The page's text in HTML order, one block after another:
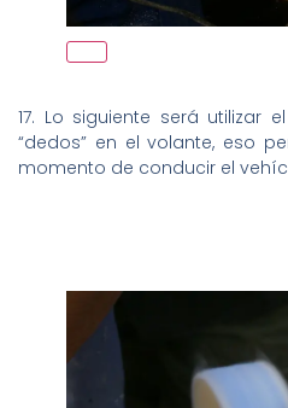
17. Lo siguiente será utilizar
“dedos” en el volante, eso
momento de conducir el